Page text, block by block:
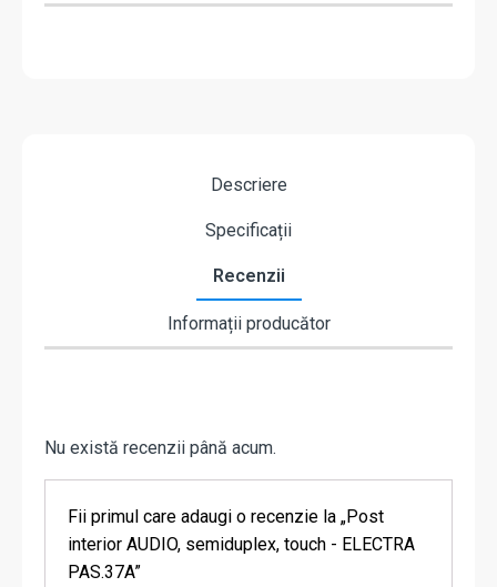
Descriere
Specificații
Recenzii
Informații producător
Nu există recenzii până acum.
Fii primul care adaugi o recenzie la „Post
interior AUDIO, semiduplex, touch - ELECTRA
PAS.37A”